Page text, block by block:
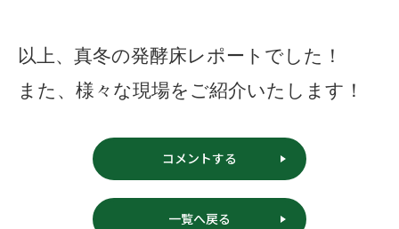
以上、真冬の発酵床レポートでした！
また、様々な現場をご紹介いたします！
コメントする
一覧へ戻る